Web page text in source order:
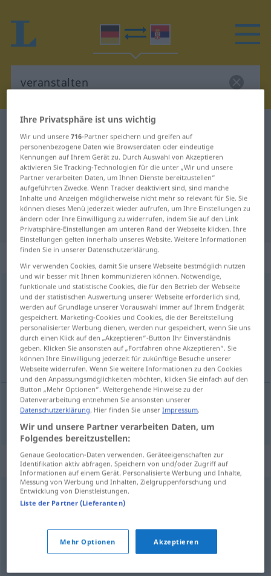
Deutsch-Serbisch Wörterbuch
Deutsch-Serbisch Übersetzung für
"veranstalten"
"veranstalten" Serbisch
Übersetzung
„veranstalten“
veranstalten
Übersicht aller Übersetzungen
(Für mehr Details die Übersetzung anklicken/antippen)
организовати
организовати(im)pf veranstalten
Synonyme für "veranstalten"
machen,durchführen,realisieren
ausrichten,abhalten,organisieren,aufführen
Ihre Privatsphäre ist uns wichtig
Wir und unsere716-Partner speichern und greifen auf
personenbezogene Daten wie Browserdaten oder eindeutige
Kennungen auf Ihrem Gerät zu. Durch Auswahl von Akzeptieren
aktivieren Sie Tracking-Technologien für die unter „Wir und unsere
Partner verarbeiten Daten, um Ihnen Dienste bereitzustellen“
aufgeführten Zwecke. Wenn Tracker deaktiviert sind, sind manche
Inhalte und Anzeigen möglicherweise nicht mehr so relevant für Sie. Sie
können dieses Menü jederzeit wieder aufrufen, um Ihre Einstellungen zu
ändern oder Ihre Einwilligung zu widerrufen, indem Sie auf den Link
Privatsphäre-Einstellungen am unteren Rand der Webseite klicken. Ihre
Einstellungen gelten innerhalb unseres Website. Weitere Informationen
finden Sie in unserer Datenschutzerklärung.
Wir verwenden Cookies, damit Sie unsere Webseite bestmöglich nutzen
und wir besser mit Ihnen kommunizieren können. Notwendige,
funktionale und statistische Cookies, die für den Betrieb der Webseite
und der statistischen Auswertung unserer Webseite erforderlich sind,
werden auf Grundlage unserer Vorauswahl immer auf Ihrem Endgerät
gespeichert. Marketing-Cookies und Cookies, die der Bereitstellung
personalisierter Werbung dienen, werden nur gespeichert, wenn Sie uns
durch einen Klick auf den „Akzeptieren“-Button Ihr Einverständnis
geben. Klicken Sie ansonsten auf „Fortfahren ohne Akzeptieren“. Sie
können Ihre Einwilligung jederzeit für zukünftige Besuche unserer
Webseite widerrufen. Wenn Sie weitere Informationen zu den Cookies
und den Anpassungsmöglichkeiten möchten, klicken Sie einfach auf den
Button „Mehr Optionen“. Weitergehende Hinweise zu der
Datenverarbeitung entnehmen Sie ansonsten unserer
Datenschutzerklärung. Hier finden Sie unserImpressum.
Wir und unsere Partner verarbeiten Daten, um
Folgendes bereitzustellen:
Genaue Geolocation-Daten verwenden. Geräteeigenschaften zur
Identifikation aktiv abfragen. Speichern von und/oder Zugriff auf
Informationen auf einem Gerät. Personalisierte Werbung und Inhalte,
Messung von Werbung und Inhalten, Zielgruppenforschung und
Entwicklung von Dienstleistungen.
Liste der Partner (Lieferanten)
Mehr Optionen Akzeptieren